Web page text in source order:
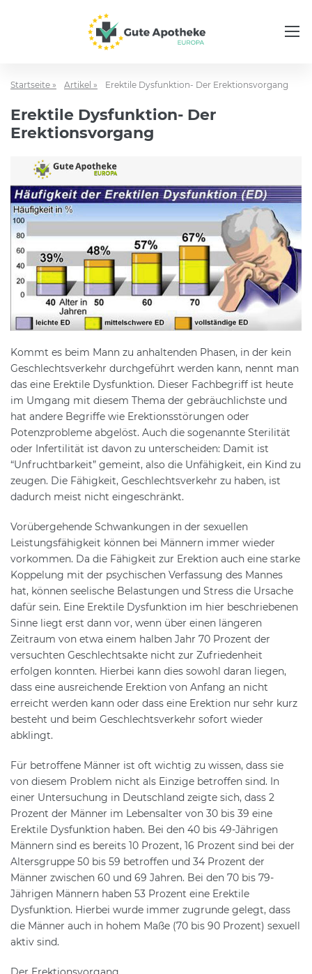
Startseite » Artikel » Erektile Dysfunktion- Der Erektionsvorgang
Erektile Dysfunktion- Der
Erektionsvorgang
Kommt es beim Mann zu anhaltenden Phasen, in der kein
Geschlechtsverkehr durchgeführt werden kann, nennt man
das eine Erektile Dysfunktion. Dieser Fachbegriff ist heute
im Umgang mit diesem Thema der gebräuchlichste und
hat andere Begriffe wie Erektionsstörungen oder
Potenzprobleme abgelöst. Auch die sogenannte Sterilität
oder Infertilität ist davon zu unterscheiden: Damit ist
“Unfruchtbarkeit” gemeint, also die Unfähigkeit, ein Kind zu
zeugen. Die Fähigkeit, Geschlechtsverkehr zu haben, ist
dadurch meist nicht eingeschränkt.
Vorübergehende Schwankungen in der sexuellen
Leistungsfähigkeit können bei Männern immer wieder
vorkommen. Da die Fähigkeit zur Erektion auch eine starke
Koppelung mit der psychischen Verfassung des Mannes
hat, können seelische Belastungen und Stress die Ursache
dafür sein. Eine Erektile Dysfunktion im hier beschriebenen
Sinne liegt erst dann vor, wenn über einen längeren
Zeitraum von etwa einem halben Jahr 70 Prozent der
versuchten Geschlechtsakte nicht zur Zufriedenheit
erfolgen konnten. Hierbei kann dies sowohl daran liegen,
dass eine ausreichende Erektion von Anfang an nicht
erreicht werden kann oder dass eine Erektion nur sehr kurz
besteht und beim Geschlechtsverkehr sofort wieder
abklingt.
Für betroffene Männer ist oft wichtig zu wissen, dass sie
von diesem Problem nicht als Einzige betroffen sind. In
einer Untersuchung in Deutschland zeigte sich, dass 2
Prozent der Männer im Lebensalter von 30 bis 39 eine
Erektile Dysfunktion haben. Bei den 40 bis 49-Jährigen
Männern sind es bereits 10 Prozent, 16 Prozent sind bei der
Altersgruppe 50 bis 59 betroffen und 34 Prozent der
Männer zwischen 60 und 69 Jahren. Bei den 70 bis 79-
Jährigen Männern haben 53 Prozent eine Erektile
Dysfunktion. Hierbei wurde immer zugrunde gelegt, dass
die Männer auch in hohem Maße (70 bis 90 Prozent) sexuell
aktiv sind.